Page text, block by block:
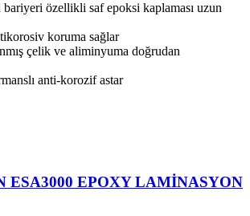
özellikli saf epoksi kaplaması uzun
koruma sağlar
çelik ve aliminyuma doğrudan
anti-korozif astar
ESA3000 EPOXY LAMİNASYON